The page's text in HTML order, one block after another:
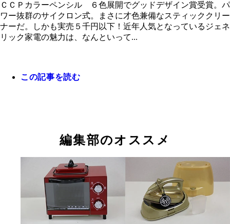
ィッククリーナーだ。しかも実売５千円以下！
ついて実売８０００円前後。真夏はエアコンと併
ＣＣＰカラーペンシル ６色展開でグッドデザイン賞受賞。パ
ワー抜群のサイクロン式。まさに才色兼備なスティッククリー
ナーだ。しかも実売５千円以下！近年人気となっているジェネ
リック家電の魅力は、なんといって...
この記事を読む
編集部のオススメ